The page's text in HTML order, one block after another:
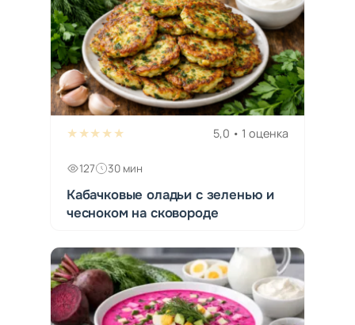
★★★★★ 5,0 • 1 оценка
127 30 мин
Кабачковые оладьи с зеленью и
чесноком на сковороде